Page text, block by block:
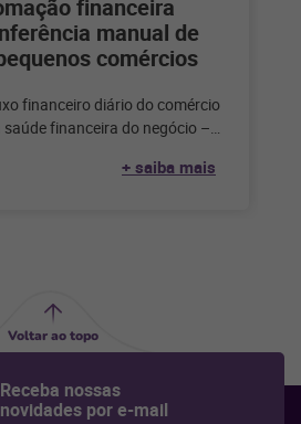
financeira
manual de
comércios
financeiro diário do comércio
saúde financeira do negócio –
+ saiba mais
Voltar ao topo
Receba nossas
novidades por e-mail